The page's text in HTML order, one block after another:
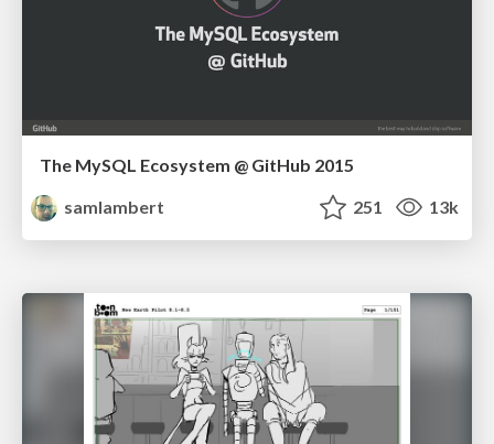
The MySQL Ecosystem @ GitHub 2015
samlambert
251 13k